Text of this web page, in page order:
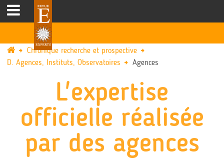
Chronique recherche et prospective
D. Agences, Instituts, Observatoires
Agences
L'expertise
officielle réalisée
par des agences